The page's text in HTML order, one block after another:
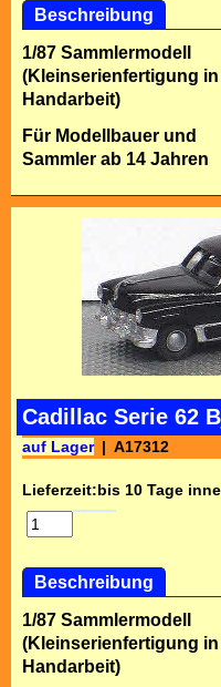
Beschreibung
1/87 Sammlermodell
(Kleinserienfertigung in
Handarbeit)
Für Modellbauer und
Sammler ab 14 Jahren
Cadillac Serie 62
auf Lager A17312
Lieferzeit:bis 10 Tage
Beschreibung
1/87 Sammlermodell
(Kleinserienfertigung in
Handarbeit)